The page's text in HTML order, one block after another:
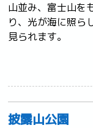
山並み、富士山を
り、光が海に照ら
披露山公園